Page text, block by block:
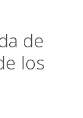
de
los